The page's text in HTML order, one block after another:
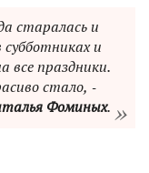
старалась и
и
все праздники.
стало, ‑
Фоминых.